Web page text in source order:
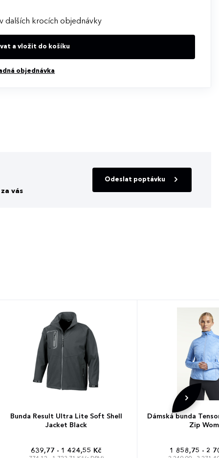
dalších krocích objednávky
a vložit do košíku
objednávka
vás
Odeslat poptávku
Bunda Result Ultra Lite Soft Shell
Jacket Black
639,77 - 1 424,55 Kč
Dámská bunda
Zip
1 858,75 - 2